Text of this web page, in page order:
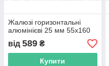
Жалюзі горизонтальні
алюмінієві 25 мм 55х160
від 589 ₴
Купити